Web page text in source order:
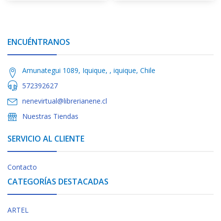
ENCUÉNTRANOS
Amunategui 1089, Iquique, , iquique, Chile
572392627
nenevirtual@librerianene.cl
Nuestras Tiendas
SERVICIO AL CLIENTE
Contacto
CATEGORÍAS DESTACADAS
ARTEL